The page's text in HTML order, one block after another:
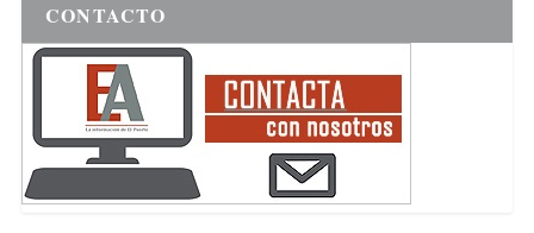
CONTACTO